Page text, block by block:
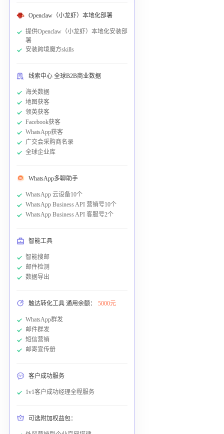
Openclaw（小龙虾）本地化部署
提供Openclaw（小龙虾）本地化安装部
署
安装跨境魔方skills
线索中心 全球B2B商业数据
海关数据
地图获客
领英获客
Facebook获客
WhatsApp获客
广交会采购商名录
全球企业库
WhatsApp多聊助手
WhatsApp 云设备10个
WhatsApp Business API 营销号10个
WhatsApp Business API 客服号2个
智能工具
智能搜邮
邮件检测
数据导出
触达转化工具 通用余额： 5000元
WhatsApp群发
邮件群发
短信营销
邮寄宣传册
客户成功服务
1v1客户成功经理全程服务
可选附加权益包：